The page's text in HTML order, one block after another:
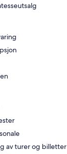
av turer og billetter